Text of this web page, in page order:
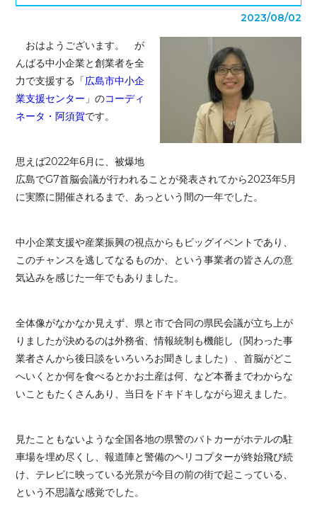
2023/08/02
おはようございます。 が
んばる中小企業と創業者を全
力で支援する「広島市中小企
業支援センター 」のコーディ
ネータ・阿須賀です。
思えば2022年6月に、被爆地
広島でG7首脳会議が行われることが発表されてから2023年5月
に実際に開催されるまで、あっという間の一年でした。
中小企業支援や産業振興の視点からもビッグイベントであり、
このチャンスを逃してなるものか、という事業者の皆さんの意
気込みを感じた一年でもありました。
全体像がなかなか見えず、県と市で合同の県民会議が立ち上が
りましたが決めるのは外務省、情報統制も機能し（関わった事
業者さんから後日談をいろいろお聞きしました）、首脳がどこ
へいくとか何を食べるとかお土産は何、など本番までわからな
いこともたくさんあり、当日をドキドキしながら迎えました。
見たこともないような全国各地の県警のパトカーがホテルの駐
車場を埋め尽くし、報道陣と警備のヘリコプターが終始飛び続
け、テレビに映っている光景が今目の前の街で起こっている、
という不思議な感覚でした。